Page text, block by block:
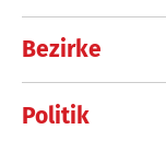
Bezirke
Politik